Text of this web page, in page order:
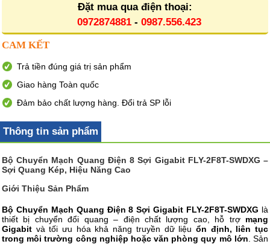
Đặt mua qua điện thoại:
0972874881- 0987.556.423
CAM KẾT
Trả tiền đúng giá trị sản phẩm
Giao hàng Toàn quốc
Đảm bảo chất lượng hàng. Đổi trả SP lỗi
Thông tin sản phẩm
Bộ Chuyển Mạch Quang Điện 8 Sợi Gigabit FLY-2F8T-SWDXG –
Sợi Quang Kép, Hiệu Năng Cao
Giới Thiệu Sản Phẩm
Bộ Chuyển Mạch Quang Điện 8 Sợi Gigabit FLY-2F8T-SWDXG là
thiết bị chuyển đổi quang – điện chất lượng cao, hỗ trợ mạng
Gigabit và tối ưu hóa khả năng truyền dữ liệu ổn định, liên tục
trong môi trường công nghiệp hoặc văn phòng quy mô lớn . Sản